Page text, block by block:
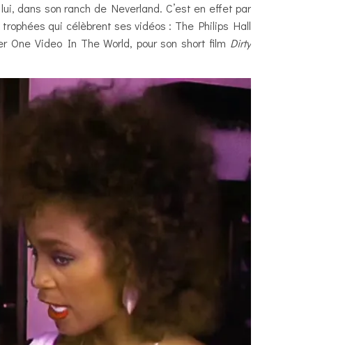
dans son ranch de Neverland. C’est en effet par
qui célèbrent ses vidéos : The Philips Hall
Video In The World, pour son short film Dirty